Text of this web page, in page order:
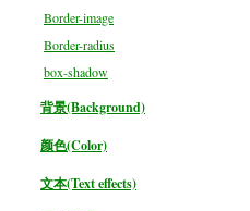
Border-image
Border-radius
box-shadow
背景(Background)
颜色(Color)
文本(Text effects)